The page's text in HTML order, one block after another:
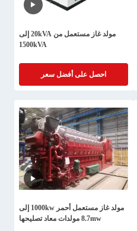
مولد غاز مستعمل من 20kVA إلى
1500kVA
احصل على أفضل سعر
مولد غاز مستعمل أحمر 1000kw إلى
8.7mw مولدات معاد تصليحها